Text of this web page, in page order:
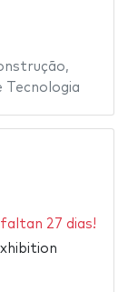
,
Tecnologia
27 dias!